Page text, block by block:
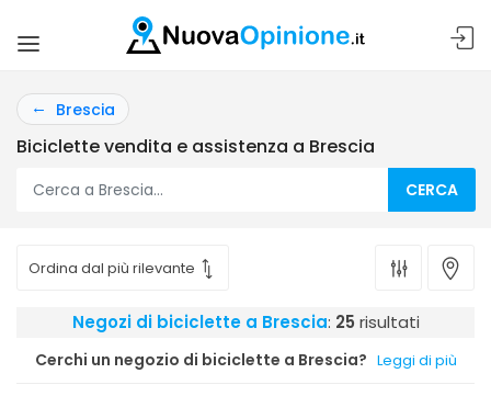
Brescia
Biciclette vendita e assistenza a Brescia
CERCA
Negozi di biciclette a Brescia: 25 risultati
Cerchi un negozio di biciclette a Brescia? Leggi di più